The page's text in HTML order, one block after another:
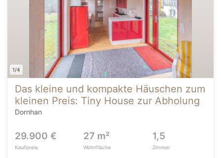
1/4
Das kleine und kompakte Häuschen zum
kleinen Preis: Tiny House zur Abholung
Dornhan
29.900 €
Kaufpreis
27 m²
Wohnfläche
1,5
Zimmer